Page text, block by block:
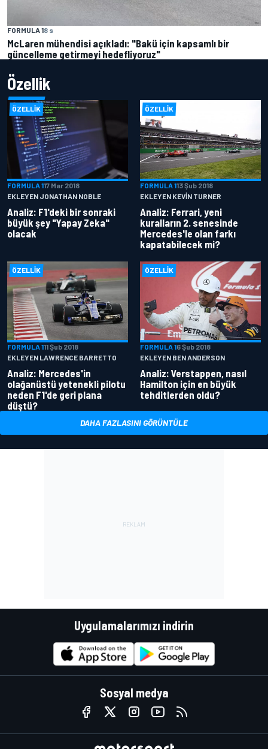
FORMULA 18 s
McLaren mühendisi açıkladı: "Bakü için kapsamlı bir
güncelleme getirmeyi hedefliyoruz"
Özellik
ÖZELLIK
FORMULA 117 Mar 2018
EKLEYEN JONATHAN NOBLE
Analiz: F1'deki bir sonraki
büyük şey "Yapay Zeka"
olacak
ÖZELLIK
FORMULA 113 Şub 2018
EKLEYEN KEVIN TURNER
Analiz: Ferrari, yeni
kuralların 2. senesinde
Mercedes'le olan farkı
kapatabilecek mi?
ÖZELLIK
FORMULA 111 Şub 2018
EKLEYEN LAWRENCE BARRETTO
Analiz: Mercedes'in
olağanüstü yetenekli pilotu
neden F1'de geri plana
düştü?
ÖZELLIK
FORMULA 16 Şub 2018
EKLEYEN BEN ANDERSON
Analiz: Verstappen, nasıl
Hamilton için en büyük
tehditlerden oldu?
DAHA FAZLASINI GÖRÜNTÜLE
Uygulamalarımızı indirin
Sosyal medya